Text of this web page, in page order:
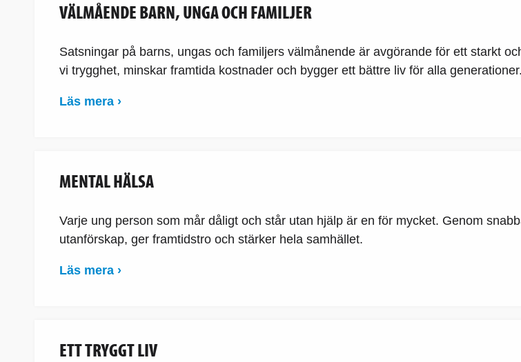
VÄLMÅENDE BARN, UNGA OCH FAMILJER
Satsningar på barns, ungas och familjers välmånende är avgörande för ett starkt
vi trygghet, minskar framtida kostnader och bygger ett bättre liv för alla generationer.
Läs mera ›
MENTAL HÄLSA
Varje ung person som mår dåligt och står utan hjälp är en för mycket. Genom
utanförskap, ger framtidstro och stärker hela samhället.
Läs mera ›
ETT TRYGGT LIV